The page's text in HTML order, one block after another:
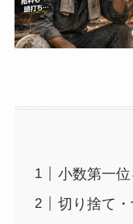
小数第一
切り捨て